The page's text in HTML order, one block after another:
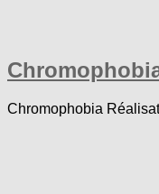
Chromophobia